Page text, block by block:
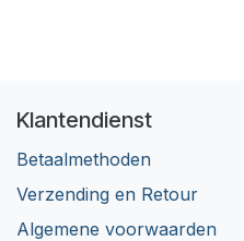
Klantendienst
Betaalmethoden
Verzending en Retour
Algemene voorwaarden